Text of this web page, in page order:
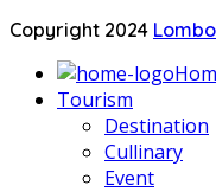
Copyright 2024
Tourism
Destination
Cullinary
Event